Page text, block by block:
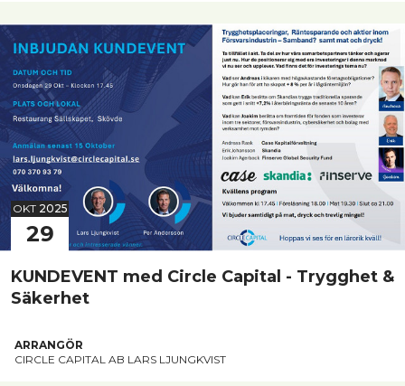
OKT 2025
29
KUNDEVENT med Circle Capital - Trygghet &
Säkerhet
ARRANGÖR
CIRCLE CAPITAL AB LARS LJUNGKVIST